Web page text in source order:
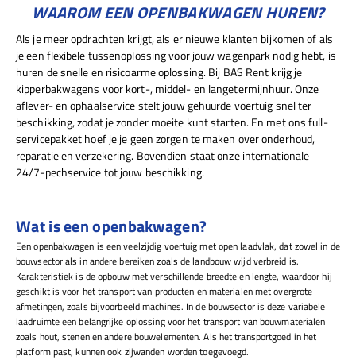
WAAROM EEN OPENBAKWAGEN HUREN?
Als je meer opdrachten krijgt, als er nieuwe klanten bijkomen of als
je een flexibele tussenoplossing voor jouw wagenpark nodig hebt, is
huren de snelle en risicoarme oplossing. Bij BAS Rent krijg je
kipperbakwagens voor kort-, middel- en langetermijnhuur. Onze
aflever- en ophaalservice stelt jouw gehuurde voertuig snel ter
beschikking, zodat je zonder moeite kunt starten. En met ons full-
servicepakket hoef je je geen zorgen te maken over onderhoud,
reparatie en verzekering. Bovendien staat onze internationale
24/7-pechservice tot jouw beschikking.
Wat is een openbakwagen?
Een openbakwagen is een veelzijdig voertuig met open laadvlak, dat zowel in de
bouwsector als in andere bereiken zoals de landbouw wijd verbreid is.
Karakteristiek is de opbouw met verschillende breedte en lengte, waardoor hij
geschikt is voor het transport van producten en materialen met overgrote
afmetingen, zoals bijvoorbeeld machines. In de bouwsector is deze variabele
laadruimte een belangrijke oplossing voor het transport van bouwmaterialen
zoals hout, stenen en andere bouwelementen. Als het transportgoed in het
platform past, kunnen ook zijwanden worden toegevoegd.